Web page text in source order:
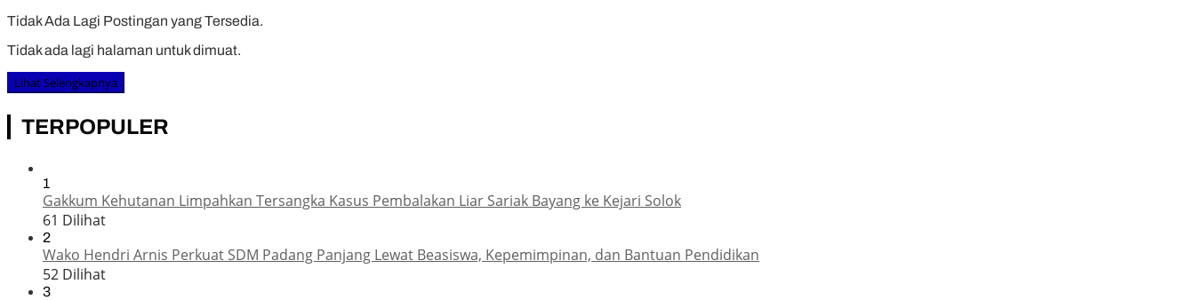
Tidak Ada Lagi Postingan yang Tersedia.
Tidak ada lagi halaman untuk dimuat.
Lihat Selengkapnya
TERPOPULER
1
Gakkum Kehutanan Limpahkan Tersangka Kasus Pembalakan Liar Sariak Bayang ke Kejari Solok
61 Dilihat
2
Wako Hendri Arnis Perkuat SDM Padang Panjang Lewat Beasiswa, Kepemimpinan, dan Bantuan Pendidikan
52 Dilihat
3